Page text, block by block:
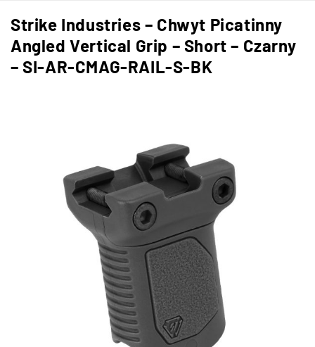
Strike Industries – Chwyt Picatinny
Angled Vertical Grip – Short – Czarny
– SI-AR-CMAG-RAIL-S-BK